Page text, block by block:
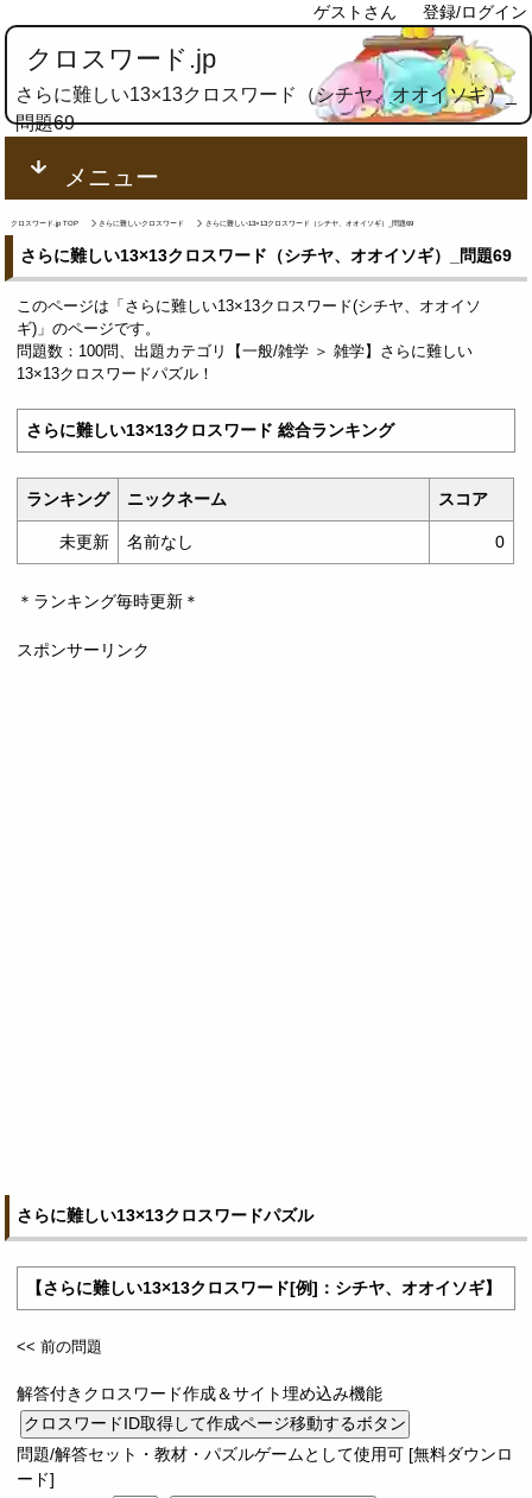
ゲストさん 登録/ログイン
クロスワード.jp
さらに難しい13×13クロスワード（シチヤ、オオイソギ）_
問題69
メニュー
クロスワード.jp TOP さらに難しいクロスワード さらに難しい13×13クロスワード（シチヤ、オオイソギ）_問題69
さらに難しい13×13クロスワード（シチヤ、オオイソギ）_問題69
このページは「さらに難しい13×13クロスワード(シチヤ、オオイソ
ギ)」のページです。
問題数：100問、出題カテゴリ【一般/雑学 ＞ 雑学】さらに難しい
13×13クロスワードパズル！
さらに難しい13×13クロスワード 総合ランキング
ランキング ニックネーム スコア
未更新 名前なし 0
＊ランキング毎時更新＊
スポンサーリンク
さらに難しい13×13クロスワードパズル
【さらに難しい13×13クロスワード[例]：シチヤ、オオイソギ】
<< 前の問題
解答付きクロスワード作成＆サイト埋め込み機能
問題/解答セット・教材・パズルゲームとして使用可 [無料ダウンロ
ード]